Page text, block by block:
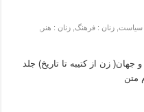
سیاست ,زنان : فرهنگ ,زنان : هنر
زن از کتیبه تا تاریخ) جلد
متن